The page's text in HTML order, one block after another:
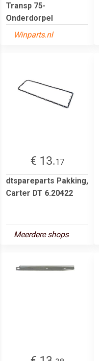
Transp 75-
Onderdorpel
Winparts.nl
€ 13.17
dtspareparts Pakking,
Carter DT 6.20422
Meerdere shops